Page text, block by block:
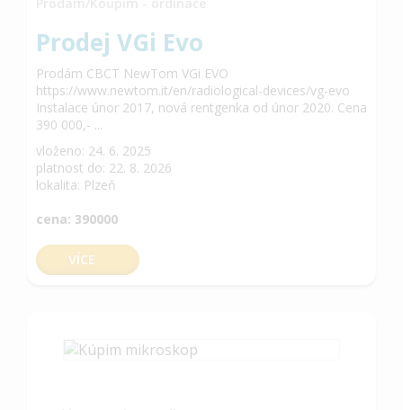
Prodej VGi Evo
Prodám CBCT NewTom VGi EVO
https://www.newtom.it/en/radiological-devices/vg-evo
Instalace únor 2017, nová rentgenka od únor 2020. Cena
390 000,- ...
vloženo: 24. 6. 2025
platnost do: 22. 8. 2026
lokalita: Plzeň
cena: 390000
VÍCE